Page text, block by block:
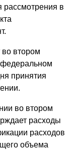
рассмотрения в
во втором
федеральном
принятия
во втором
расходы
расходов
объема